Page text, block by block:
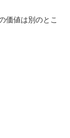
価値は別のとこ